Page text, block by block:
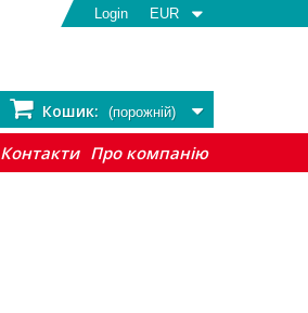
Login EUR
Контакти Про компанію
Кошик: (порожній)